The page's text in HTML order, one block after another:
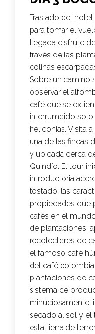
Traslado del
para tomar el
llegada disfrute
través de las
colinas
Sobre un camino
observar el
café que se
interrumpido
heliconias. Visita
una de las fincas
y ubicada cerca
Quindío. El tour
introductoria
tostado, las
propiedades que
cafés en el
de plantaciones,
recolectores de
el famoso café
del café
plantaciones de
sistema de
minuciosamente,
secado al sol y el
esta tierra de